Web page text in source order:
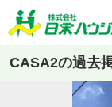
CASA2の過去